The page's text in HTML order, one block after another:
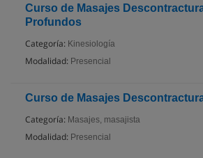
Curso de Masajes
Profundos
Categoría: Kinesiología
Modalidad: Presencial
Curso de Masajes
Categoría: Masajes, masajista
Modalidad: Presencial